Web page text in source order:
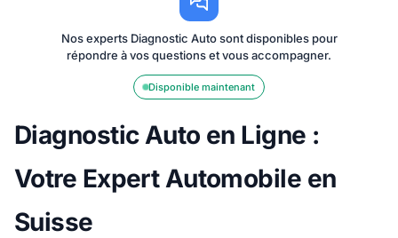
Nos experts Diagnostic Auto sont disponibles pour
répondre à vos questions et vous accompagner.
Disponible maintenant
Diagnostic Auto en Ligne :
Votre Expert Automobile en
Suisse